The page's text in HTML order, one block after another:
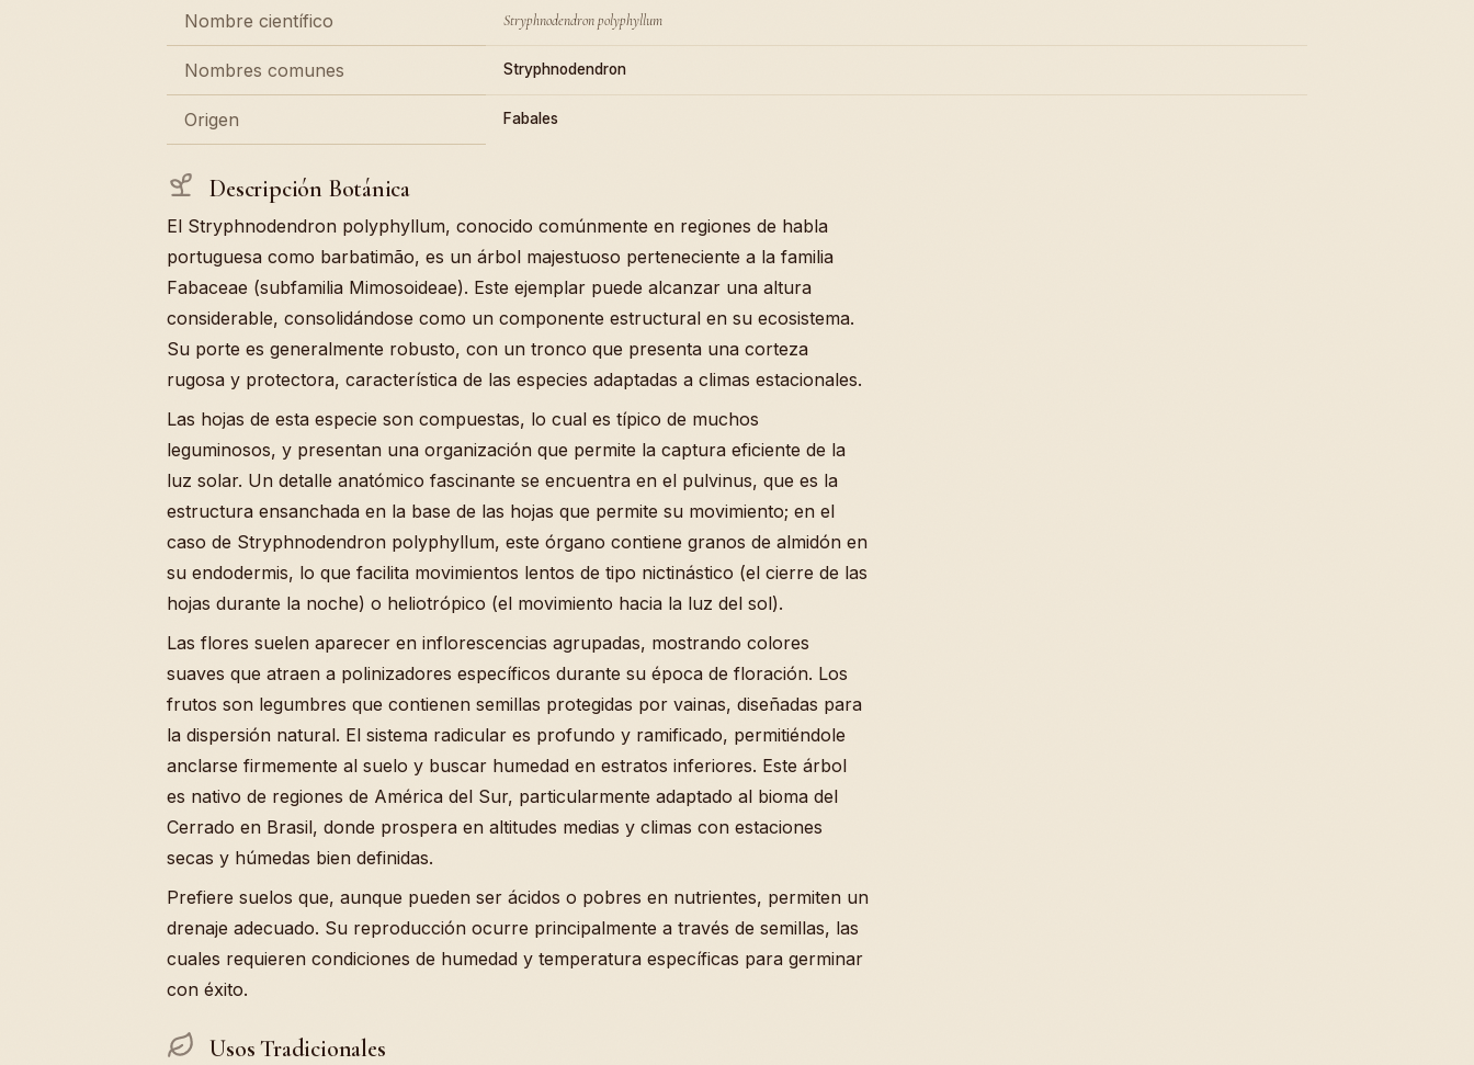
Nombre científico Stryphnodendron polyphyllum
Nombres comunes Stryphnodendron
Origen Fabales
Descripción Botánica
El Stryphnodendron polyphyllum, conocido comúnmente en regiones de habla
portuguesa como barbatimão, es un árbol majestuoso perteneciente a la familia
Fabaceae (subfamilia Mimosoideae). Este ejemplar puede alcanzar una altura
considerable, consolidándose como un componente estructural en su ecosistema.
Su porte es generalmente robusto, con un tronco que presenta una corteza
rugosa y protectora, característica de las especies adaptadas a climas estacionales.
Las hojas de esta especie son compuestas, lo cual es típico de muchos
leguminosos, y presentan una organización que permite la captura eficiente de la
luz solar. Un detalle anatómico fascinante se encuentra en el pulvinus, que es la
estructura ensanchada en la base de las hojas que permite su movimiento; en el
caso de Stryphnodendron polyphyllum, este órgano contiene granos de almidón en
su endodermis, lo que facilita movimientos lentos de tipo nictinástico (el cierre de las
hojas durante la noche) o heliotrópico (el movimiento hacia la luz del sol).
Las flores suelen aparecer en inflorescencias agrupadas, mostrando colores
suaves que atraen a polinizadores específicos durante su época de floración. Los
frutos son legumbres que contienen semillas protegidas por vainas, diseñadas para
la dispersión natural. El sistema radicular es profundo y ramificado, permitiéndole
anclarse firmemente al suelo y buscar humedad en estratos inferiores. Este árbol
es nativo de regiones de América del Sur, particularmente adaptado al bioma del
Cerrado en Brasil, donde prospera en altitudes medias y climas con estaciones
secas y húmedas bien definidas.
Prefiere suelos que, aunque pueden ser ácidos o pobres en nutrientes, permiten un
drenaje adecuado. Su reproducción ocurre principalmente a través de semillas, las
cuales requieren condiciones de humedad y temperatura específicas para germinar
con éxito.
Usos Tradicionales